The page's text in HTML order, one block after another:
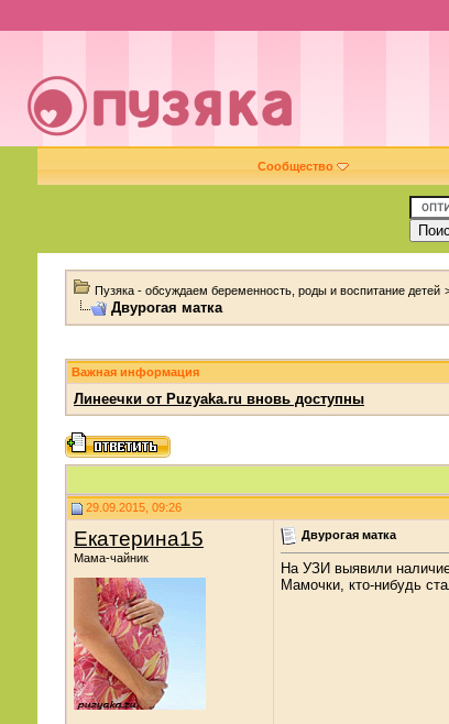
Сообщество
Пузяка - обсуждаем беременность, роды и воспитание детей
Двурогая матка
Важная информация
Линеечки от Puzyaka.ru вновь доступны
29.09.2015, 09:26
Екатерина15
Мама-чайник
Двурогая матка
На УЗИ выявили
Мамочки, кто-нибудь